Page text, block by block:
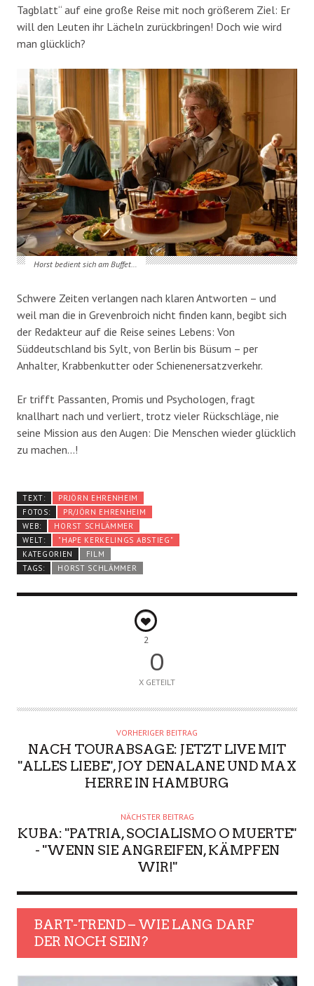
Tagblatt“ auf eine große Reise mit noch größerem Ziel: Er
will den Leuten ihr Lächeln zurückbringen! Doch wie wird
man glücklich?
Horst bedient sich am Buffet…
Schwere Zeiten verlangen nach klaren Antworten – und
weil man die in Grevenbroich nicht finden kann, begibt sich
der Redakteur auf die Reise seines Lebens: Von
Süddeutschland bis Sylt, von Berlin bis Büsum – per
Anhalter, Krabbenkutter oder Schienenersatzverkehr.
Er trifft Passanten, Promis und Psychologen, fragt
knallhart nach und verliert, trotz vieler Rückschläge, nie
seine Mission aus den Augen: Die Menschen wieder glücklich
zu machen…!
TEXT:
PRJÖRN EHRENHEIM
FOTOS:
PR/JÖRN EHRENHEIM
WEB:
HORST SCHLÄMMER
WELT:
"HAPE KERKELINGS ABSTIEG"
KATEGORIEN
FILM
TAGS:
HORST SCHLÄMMER
2
0
X GETEILT
VORHERIGER BEITRAG
NACH TOURABSAGE: JETZT LIVE MIT
"ALLES LIEBE", JOY DENALANE UND MAX
HERRE IN HAMBURG
NÄCHSTER BEITRAG
KUBA: "PATRIA, SOCIALISMO O MUERTE"
- "WENN SIE ANGREIFEN, KÄMPFEN
WIR!"
BART-TREND – WIE LANG DARF
DER NOCH SEIN?